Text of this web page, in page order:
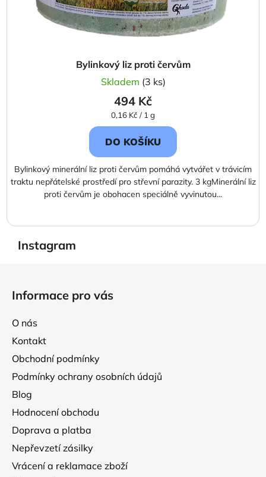
Bylinkový liz proti červům
Skladem (3 ks)
494 Kč
Měrná
cena:
0,16 Kč / 1 g
DO KOŠÍKU
Bylinkový minerální liz proti červům pomáhá vytvářet v trávicím
traktu nepřátelské prostředí pro střevní parazity. 3 kgMinerální liz
proti červům je obohacen speciálně vyvinutou...
Instagram
Informace pro vás
O nás
Kontakt
Obchodní podmínky
Podmínky ochrany osobních údajů
Blog
Hodnocení obchodu
Doprava a platba
Nepřevzetí zásilky
Vrácení a reklamace zboží